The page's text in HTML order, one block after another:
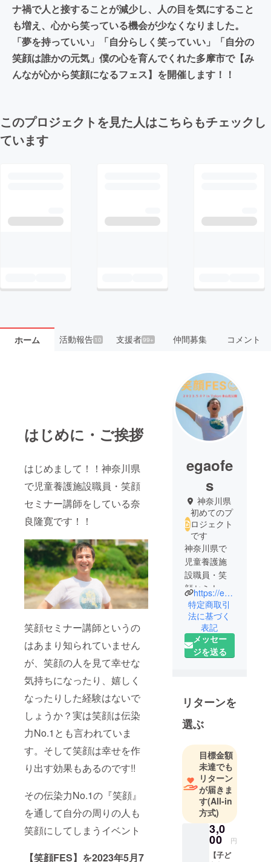
ナ禍で人と接することが減少し、人の目を気にすること
も増え、心から笑っている機会が少なくなりました。
「夢を持っていい」「自分らしく笑っていい」「自分の
笑顔は誰かの元気」僕の心を育んでくれた多摩市で【み
んなが心から笑顔になるフェス】を開催します！！
このプロジェクトを見た人はこちらもチェックし
ています
ホーム 活動報告10 支援者99+ 仲間募集 コメント
はじめに・ご挨拶
はじめまして！！神奈川県
で児童養護施設職員・笑顔
セミナー講師をしている奈
良隆寛です！！
笑顔セミナー講師というの
はあまり知られていません
が、笑顔の人を見て幸せな
気持ちになったり、嬉しく
なったりした経験はないで
しょうか？実は笑顔は伝染
力No.1とも言われていま
す。そして笑顔は幸せを作
り出す効果もあるのです!!
その伝染力No.1の『笑顔』
を通して自分の周りの人も
笑顔にしてしまうイベント
【笑顔FES】を2023年5月7
egaofe
s
神奈川県
初めてのプ
ロジェクト
です
神奈川県で
児童養護施
設職員・笑
顔セミナー
講師をして
いる奈良隆
寛です！！
僕には中学
数年前に娘
が「自分に
自信がな
ポツリとつ
ぶやき、僕
の膝の上で
ポロポロと
泣きまし
た。その心
の痛みがひ
しひしと
伝ってきて
https://egaofes.hp.peraichi.com
特定商取引
法に基づく
表記
メッセー
ジを送る
リターンを
選ぶ
目標金額
未達でも
リターン
が届きま
す(All-in
方式)
3,0
00 円
【子ど